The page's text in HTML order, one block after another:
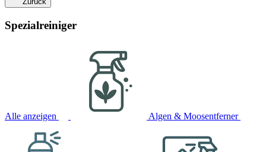
Spezialreiniger
Alle anzeigen Algen & Moosentferner